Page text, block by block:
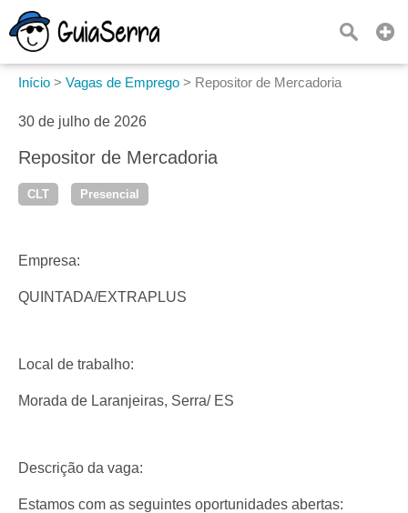
Início > Vagas de Emprego > Repositor de Mercadoria
30 de julho de 2026
Repositor de Mercadoria
CLT Presencial
Empresa:
QUINTADA/EXTRAPLUS
Local de trabalho:
Morada de Laranjeiras, Serra/ ES
Descrição da vaga:
Estamos com as seguintes oportunidades abertas: